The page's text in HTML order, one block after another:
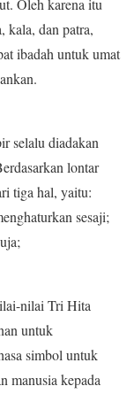
Oleh karena itu
kala, dan patra,
ibadah untuk umat
selalu diadakan
lontar
tiga hal, yaitu:
sesaji;
nilai Tri Hita
untuk
simbol untuk
manusia kepada